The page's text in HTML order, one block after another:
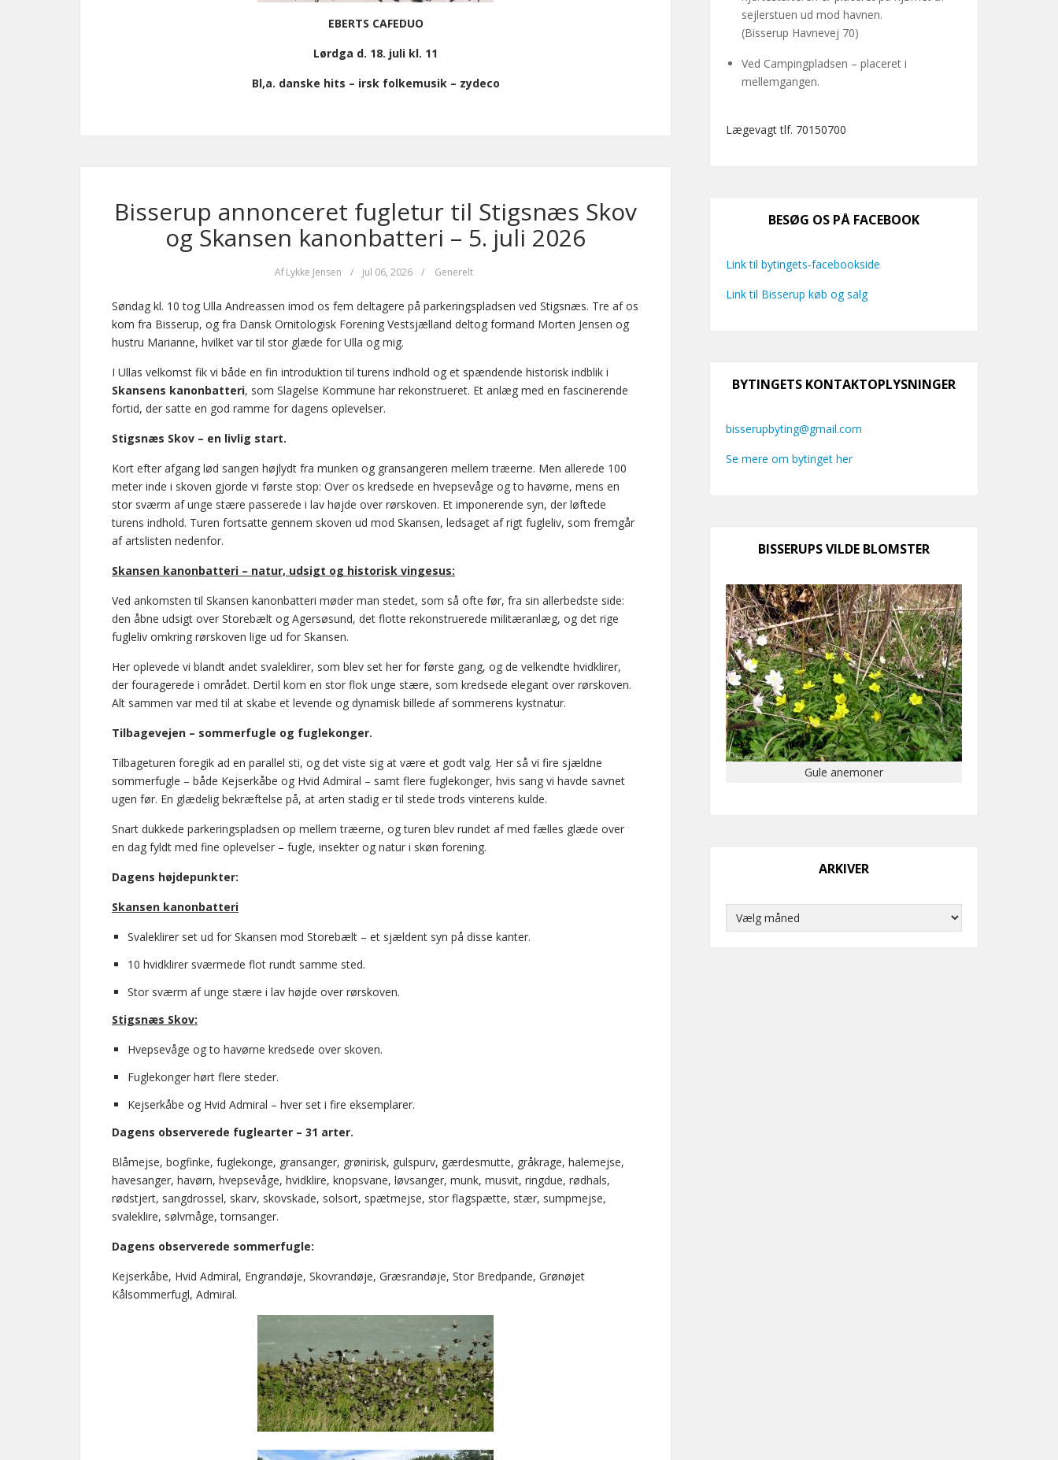
EBERTS CAFEDUO
Lørdga d. 18. juli kl. 11
Bl,a. danske hits – irsk folkemusik – zydeco
Bisserup annonceret fugletur til Stigsnæs Skov
og Skansen kanonbatteri – 5. juli 2026
Af Lykke Jensen / jul 06, 2026 / Generelt
Søndag kl. 10 tog Ulla Andreassen imod os fem deltagere på parkeringspladsen ved Stigsnæs. Tre af os
kom fra Bisserup, og fra Dansk Ornitologisk Forening Vestsjælland deltog formand Morten Jensen og
hustru Marianne, hvilket var til stor glæde for Ulla og mig.
I Ullas velkomst fik vi både en fin introduktion til turens indhold og et spændende historisk indblik i
Skansens kanonbatteri, som Slagelse Kommune har rekonstrueret. Et anlæg med en fascinerende
fortid, der satte en god ramme for dagens oplevelser.
Stigsnæs Skov – en livlig start.
Kort efter afgang lød sangen højlydt fra munken og gransangeren mellem træerne. Men allerede 100
meter inde i skoven gjorde vi første stop: Over os kredsede en hvepsevåge og to havørne, mens en
stor sværm af unge stære passerede i lav højde over rørskoven. Et imponerende syn, der løftede
turens indhold. Turen fortsatte gennem skoven ud mod Skansen, ledsaget af rigt fugleliv, som fremgår
af artslisten nedenfor.
Skansen kanonbatteri – natur, udsigt og historisk vingesus:
Ved ankomsten til Skansen kanonbatteri møder man stedet, som så ofte før, fra sin allerbedste side:
den åbne udsigt over Storebælt og Agersøsund, det flotte rekonstruerede militæranlæg, og det rige
fugleliv omkring rørskoven lige ud for Skansen.
Her oplevede vi blandt andet svaleklirer, som blev set her for første gang, og de velkendte hvidklirer,
der fouragerede i området. Dertil kom en stor flok unge stære, som kredsede elegant over rørskoven.
Alt sammen var med til at skabe et levende og dynamisk billede af sommerens kystnatur.
Tilbagevejen – sommerfugle og fuglekonger.
Tilbageturen foregik ad en parallel sti, og det viste sig at være et godt valg. Her så vi fire sjældne
sommerfugle – både Kejserkåbe og Hvid Admiral – samt flere fuglekonger, hvis sang vi havde savnet
ugen før. En glædelig bekræftelse på, at arten stadig er til stede trods vinterens kulde.
Snart dukkede parkeringspladsen op mellem træerne, og turen blev rundet af med fælles glæde over
en dag fyldt med fine oplevelser – fugle, insekter og natur i skøn forening.
Dagens højdepunkter:
Skansen kanonbatteri
Svaleklirer set ud for Skansen mod Storebælt – et sjældent syn på disse kanter.
10 hvidklirer sværmede flot rundt samme sted.
Stor sværm af unge stære i lav højde over rørskoven.
Stigsnæs Skov:
Hvepsevåge og to havørne kredsede over skoven.
Fuglekonger hørt flere steder.
Kejserkåbe og Hvid Admiral – hver set i fire eksemplarer.
Dagens observerede fuglearter – 31 arter.
Blåmejse, bogfinke, fuglekonge, gransanger, grønirisk, gulspurv, gærdesmutte, gråkrage, halemejse,
havesanger, havørn, hvepsevåge, hvidklire, knopsvane, løvsanger, munk, musvit, ringdue, rødhals,
rødstjert, sangdrossel, skarv, skovskade, solsort, spætmejse, stor flagspætte, stær, sumpmejse,
svaleklire, sølvmåge, tornsanger.
Dagens observerede sommerfugle:
Kejserkåbe, Hvid Admiral, Engrandøje, Skovrandøje, Græsrandøje, Stor Bredpande, Grønøjet
Kålsommerfugl, Admiral.
sejlerstuen ud mod havnen.
(Bisserup Havnevej 70)
Ved Campingpladsen – placeret i
mellemgangen.
Lægevagt tlf. 70150700
BESØG OS PÅ FACEBOOK
Link til bytingets-facebookside
Link til Bisserup køb og salg
BYTINGETS KONTAKTOPLYSNINGER
bisserupbyting@gmail.com
Se mere om bytinget her
BISSERUPS VILDE BLOMSTER
Gule anemoner
ARKIVER
Arkiver